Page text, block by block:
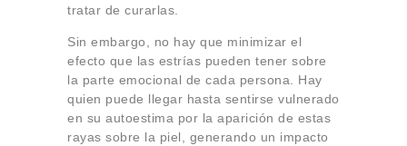
tratar de curarlas.
Sin embargo, no hay que minimizar el
efecto que las estrías pueden tener sobre
la parte emocional de cada persona. Hay
quien puede llegar hasta sentirse vulnerado
en su autoestima por la aparición de estas
rayas sobre la piel, generando un impacto